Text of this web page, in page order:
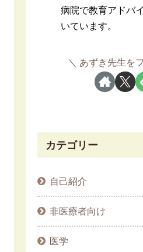
病院で教育アドバ
いています。
あずき先生を
カテゴリー
自己紹介
非医療者向け
医学